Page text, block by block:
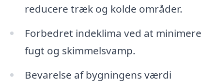
reducere træk og kolde områder.
Forbedret indeklima ved at minimere
fugt og skimmelsvamp.
Bevarelse af bygningens værdi